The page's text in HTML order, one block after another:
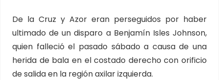
De la Cruz y Azor eran perseguidos por haber
ultimado de un disparo a Benjamín Isles Johnson,
quien falleció el pasado sábado a causa de una
herida de bala en el costado derecho con orificio
de salida en la región axilar izquierda.